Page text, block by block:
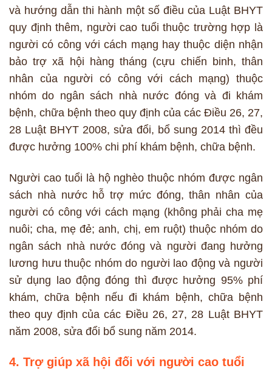
và hướng dẫn thi hành một số điều của Luật BHYT
quy định thêm, người cao tuổi thuộc trường hợp là
người có công với cách mạng hay thuộc diện nhận
bảo trợ xã hội hàng tháng (cựu chiến binh, thân
nhân của người có công với cách mạng) thuộc
nhóm do ngân sách nhà nước đóng và đi khám
bệnh, chữa bệnh theo quy định của các Điều 26, 27,
28 Luật BHYT 2008, sửa đổi, bổ sung 2014 thì đều
được hưởng 100% chi phí khám bệnh, chữa bệnh.
Người cao tuổi là hộ nghèo thuộc nhóm được ngân
sách nhà nước hỗ trợ mức đóng, thân nhân của
người có công với cách mạng (không phải cha mẹ
nuôi; cha, mẹ đẻ; anh, chị, em ruột) thuộc nhóm do
ngân sách nhà nước đóng và người đang hưởng
lương hưu thuộc nhóm do người lao động và người
sử dụng lao động đóng thì được hưởng 95% phí
khám, chữa bệnh nếu đi khám bệnh, chữa bệnh
theo quy định của các Điều 26, 27, 28 Luật BHYT
năm 2008, sửa đổi bổ sung năm 2014.
4. Trợ giúp xã hội đối với người cao tuổi